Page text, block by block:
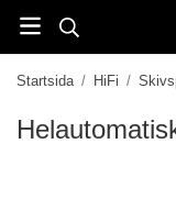
Startsida / HiFi /